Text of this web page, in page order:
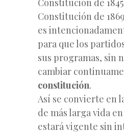
Constitución de
Constitución de
es
para que los
sus programas, sin
cambiar
constitución.
Así se convierte en
de más larga vida
estará vigente sin